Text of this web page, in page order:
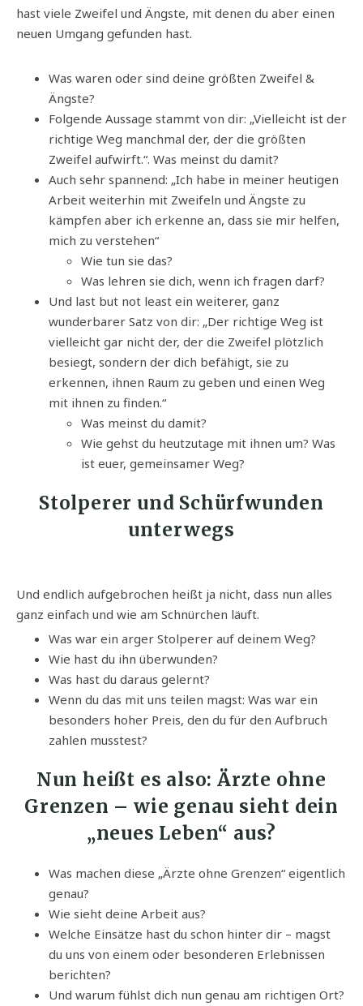
hast viele Zweifel und Ängste, mit denen du aber einen
neuen Umgang gefunden hast.
Was waren oder sind deine größten Zweifel &
Ängste?
Folgende Aussage stammt von dir: „Vielleicht ist der
richtige Weg manchmal der, der die größten
Zweifel aufwirft.“. Was meinst du damit?
Auch sehr spannend: „Ich habe in meiner heutigen
Arbeit weiterhin mit Zweifeln und Ängste zu
kämpfen aber ich erkenne an, dass sie mir helfen,
mich zu verstehen“
Wie tun sie das?
Was lehren sie dich, wenn ich fragen darf?
Und last but not least ein weiterer, ganz
wunderbarer Satz von dir: „Der richtige Weg ist
vielleicht gar nicht der, der die Zweifel plötzlich
besiegt, sondern der dich befähigt, sie zu
erkennen, ihnen Raum zu geben und einen Weg
mit ihnen zu finden.“
Was meinst du damit?
Wie gehst du heutzutage mit ihnen um? Was
ist euer, gemeinsamer Weg?
Stolperer und Schürfwunden
unterwegs
Und endlich aufgebrochen heißt ja nicht, dass nun alles
ganz einfach und wie am Schnürchen läuft.
Was war ein arger Stolperer auf deinem Weg?
Wie hast du ihn überwunden?
Was hast du daraus gelernt?
Wenn du das mit uns teilen magst: Was war ein
besonders hoher Preis, den du für den Aufbruch
zahlen musstest?
Nun heißt es also: Ärzte ohne
Grenzen – wie genau sieht dein
„neues Leben“ aus?
Was machen diese „Ärzte ohne Grenzen“ eigentlich
genau?
Wie sieht deine Arbeit aus?
Welche Einsätze hast du schon hinter dir – magst
du uns von einem oder besonderen Erlebnissen
berichten?
Und warum fühlst dich nun genau am richtigen Ort?